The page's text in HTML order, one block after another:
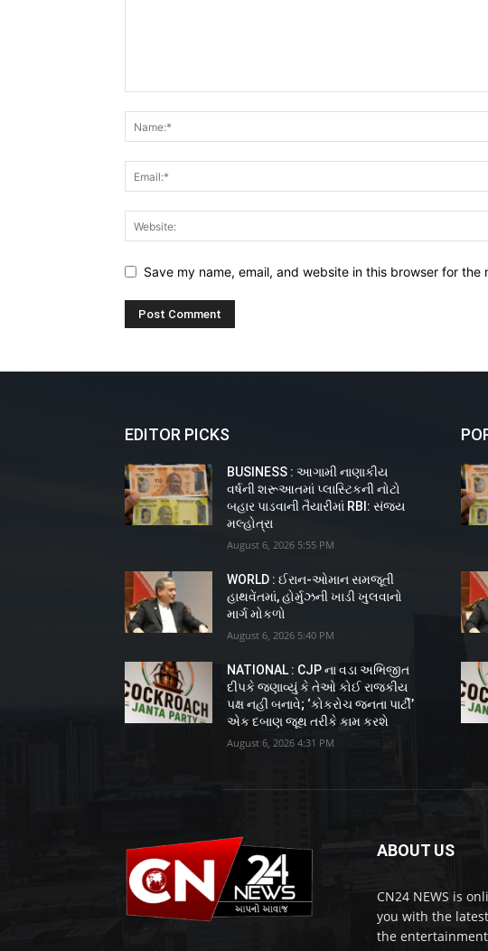
Save my name, email, and website in this browser for the
EDITOR PICKS
BUSINESS : આગામી નાણાકીય
વર્ષની શરૂઆતમાં પ્લાસ્ટિકની નોટો
બહાર પાડવાની તૈયારીમાં RBI: સંજય
મલ્હોત્રા
August 6, 2026 5:55 PM
WORLD : ઈરાન-ઓમાન સમજૂતી
હાથવેંતમાં, હોર્મુઝની ખાડી ખુલવાનો
માર્ગ મોકળો
August 6, 2026 5:40 PM
NATIONAL : CJP ના વડા અભિજીત
દીપકે જણાવ્યું કે તેઓ કોઈ રાજકીય
પક્ષ નહીં બનાવે; ‘કોકરોચ જનતા પાર્ટી’
એક દબાણ જૂથ તરીકે કામ કરશે
August 6, 2026 4:31 PM
ABOUT US
CN24 NEWS is
you with the
the